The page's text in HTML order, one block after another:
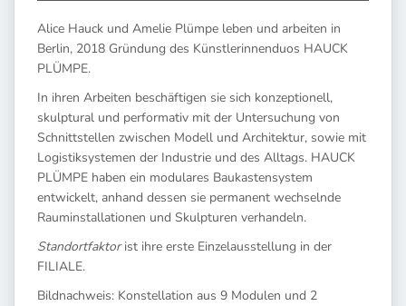
Alice Hauck und Amelie Plümpe leben und arbeiten in
Berlin, 2018 Gründung des Künstlerinnenduos HAUCK
PLÜMPE.
In ihren Arbeiten beschäftigen sie sich konzeptionell,
skulptural und performativ mit der Untersuchung von
Schnittstellen zwischen Modell und Architektur, sowie mit
Logistiksystemen der Industrie und des Alltags. HAUCK
PLÜMPE haben ein modulares Baukastensystem
entwickelt, anhand dessen sie permanent wechselnde
Rauminstallationen und Skulpturen verhandeln.
Standortfaktorist ihre erste Einzelausstellung in der
FILIALE.
Bildnachweis: Konstellation aus 9 Modulen und 2